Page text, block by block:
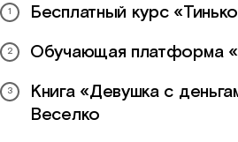
Бесплатный курс
Обучающая платформа
Книга «Девушка с
Веселко